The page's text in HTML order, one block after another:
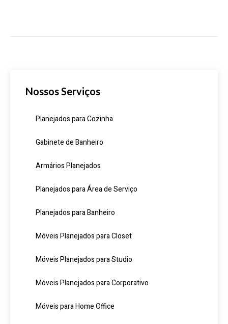
Nossos Serviços
Planejados para Cozinha
Gabinete de Banheiro
Armários Planejados
Planejados para Área de Serviço
Planejados para Banheiro
Móveis Planejados para Closet
Móveis Planejados para Studio
Móveis Planejados para Corporativo
Móveis para Home Office